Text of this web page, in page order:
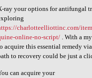
ray your options for antifungal
charlotteelliottinc.com/
online-no-script/. With a
acquire this essential remedy
to recovery could be just a
can acquire your